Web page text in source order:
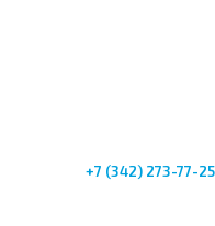
+7 (342) 273-77-25